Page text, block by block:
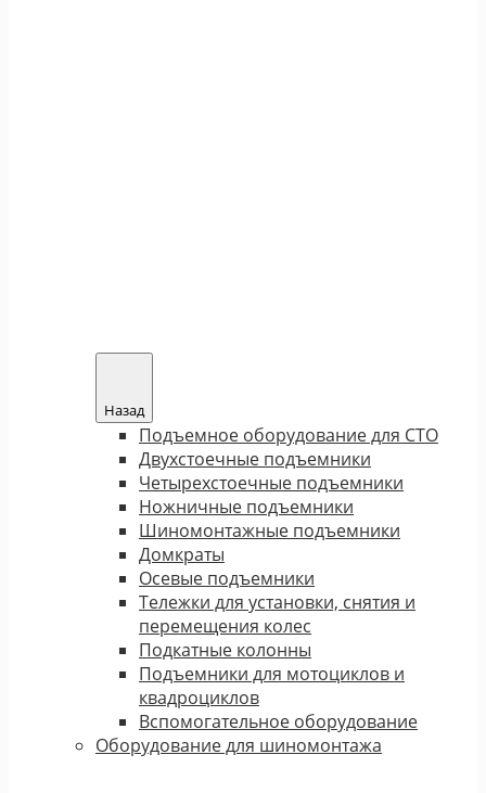
Назад
Подъемное оборудование для СТО
Двухстоечные подъемники
Четырехстоечные подъемники
Ножничные подъемники
Шиномонтажные подъемники
Домкраты
Осевые подъемники
Тележки для установки, снятия и
перемещения колес
Подкатные колонны
Подъемники для мотоциклов и
квадроциклов
Вспомогательное оборудование
Оборудование для шиномонтажа